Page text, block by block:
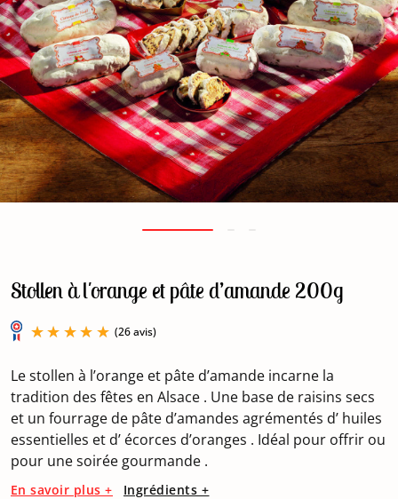
Stollen à l'orange et pâte d’amande 200g
(26 avis)
Le stollen à l’orange et pâte d’amande incarne la
tradition des fêtes en Alsace . Une base de raisins secs
et un fourrage de pâte d’amandes agrémentés d’ huiles
essentielles et d’ écorces d’oranges . Idéal pour offrir ou
pour une soirée gourmande .
En savoir plus +
Ingrédients +